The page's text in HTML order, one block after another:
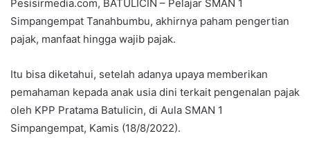
Pesisirmedia.com, BATULICIN – Pelajar SMAN 1
Simpangempat Tanahbumbu, akhirnya paham pengertian
pajak, manfaat hingga wajib pajak.
Itu bisa diketahui, setelah adanya upaya memberikan
pemahaman kepada anak usia dini terkait pengenalan pajak
oleh KPP Pratama Batulicin, di Aula SMAN 1
Simpangempat, Kamis (18/8/2022).